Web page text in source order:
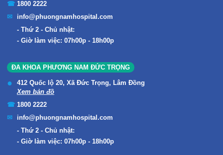
1800 2222
info@phuongnamhospital.com
Thứ 2 - Chủ nhật:
Giờ làm việc: 07h00p - 18h00p
ĐA KHOA PHƯƠNG NAM ĐỨC TRỌNG
412 Quốc lộ 20, Xã Đức Trọng, Lâm Đồng
Xem bản đồ
1800 2222
info@phuongnamhospital.com
Thứ 2 - Chủ nhật:
Giờ làm việc: 07h00p - 18h00p